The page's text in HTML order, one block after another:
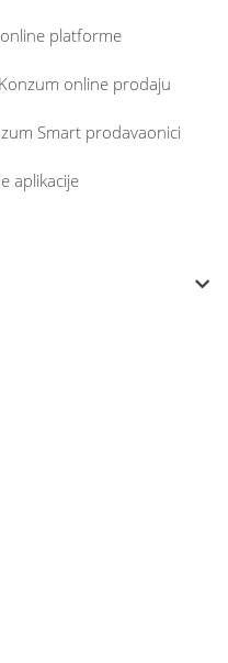
platforme
online prodaju
Smart prodavaonici
aplikacije